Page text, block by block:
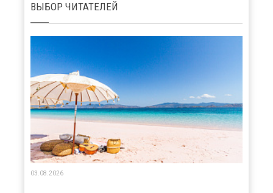
ВЫБОР ЧИТАТЕЛЕЙ
03.08.2026